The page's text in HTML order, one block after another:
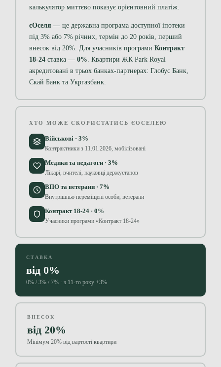
калькулятор миттєво показує орієнтовний платіж.
єОселя — це державна програма доступної іпотеки
під 3% або 7% річних, термін до 20 років, перший
внесок від 20%. Для учасників програми Контракт
18-24ставка — 0% . Квартири ЖК Park Royal
акредитовані в трьох банках-партнерах: Глобус Банк,
Скай Банк та Укргазбанк.
ХТО МОЖЕ СКОРИСТАТИСЬ ЄОСЕЛЕЮ
Військові · 3%
Контрактники з 11.01.2026, мобілізовані
Медики та педагоги · 3%
Лікарі, вчителі, науковці держустанов
ВПО та ветерани · 7%
Внутрішньо переміщені особи, ветерани
Контракт 18-24 · 0%
Учасники програми «Контракт 18-24»
СТАВКА
від 0%
0% / 3% / 7% · з 11-го року +3%
ВНЕСОК
від 20%
Мінімум 20% від вартості квартири